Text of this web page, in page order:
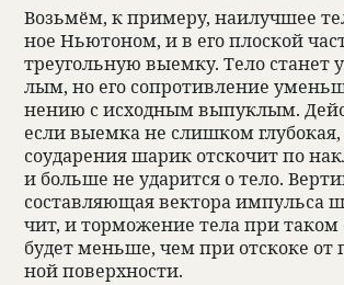
Возьмём, к при­меру, наи­лучшее
ное Нью­то­ном, и в его плос­кой
тре­уголь­ную выемку. Тело
лым, но его сопро­тив­ле­ние
не­нию с исход­ным выпук­лым.
если выемка не слиш­ком глу­бо­кая,
соуда­ре­ния шарик отско­чит по
и больше не уда­рится о тело.
состав­ляющая век­тора импульса
чит, и торможе­ние тела при таком
будет меньше, чем при отскоке от
ной поверх­но­сти.